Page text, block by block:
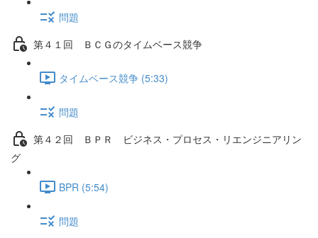
問題
第４１回 ＢＣＧのタイムベース競争
タイムベース競争 (5:33)
問題
第４２回 ＢＰＲ ビジネス・プロセス・リエンジニアリン
グ
BPR (5:54)
問題